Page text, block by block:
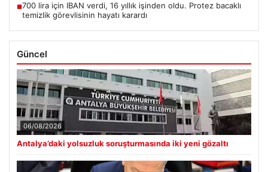
■700 lira için IBAN verdi, 16 yıllık işinden oldu. Protez bacaklı
temizlik görevlisinin hayatı karardı
Güncel
06/08/2026
Antalya’daki yolsuzluk soruşturmasında iki yeni gözaltı